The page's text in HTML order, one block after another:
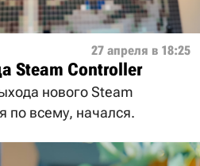
27 апреля в 18:25
Steam Controller
нового Steam
по всему, начался.